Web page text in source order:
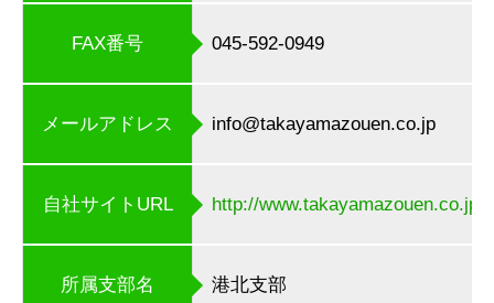
FAX番号 045-592-0949
メールアドレス info@takayamazouen.co.jp
自社サイトURL http://www.takayamazouen.co.jp/
所属支部名 港北支部